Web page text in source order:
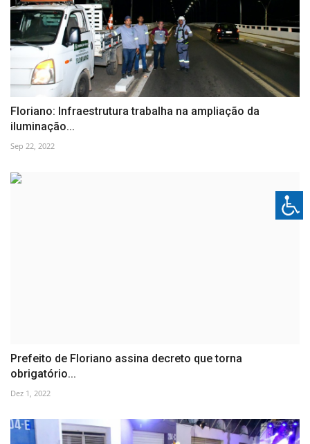
Floriano: Infraestrutura trabalha na ampliação da
iluminação...
Sep 22, 2022
Prefeito de Floriano assina decreto que torna
obrigatório...
Dez 1, 2022